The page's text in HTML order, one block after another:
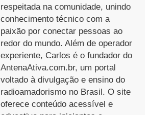
respeitada na comunidade, unindo
conhecimento técnico com a
paixão por conectar pessoas ao
redor do mundo. Além de operador
experiente, Carlos é o fundador do
AntenaAtiva.com.br, um portal
voltado à divulgação e ensino do
radioamadorismo no Brasil. O site
oferece conteúdo acessível e